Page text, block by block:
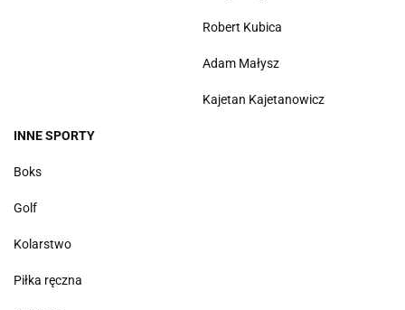
Robert Kubica
Adam Małysz
Kajetan Kajetanowicz
INNE SPORTY
Boks
Golf
Kolarstwo
Piłka ręczna